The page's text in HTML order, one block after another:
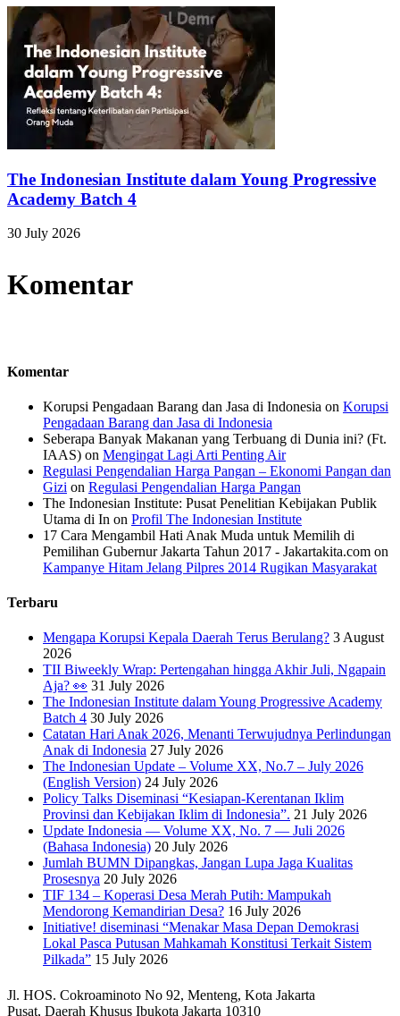
The Indonesian Institute dalam Young Progressive
Academy Batch 4
30 July 2026
Komentar
Komentar
Korupsi Pengadaan Barang dan Jasa di Indonesia on Korupsi
Pengadaan Barang dan Jasa di Indonesia
Seberapa Banyak Makanan yang Terbuang di Dunia ini? (Ft.
IAAS) on Mengingat Lagi Arti Penting Air
Regulasi Pengendalian Harga Pangan – Ekonomi Pangan dan
Gizi on Regulasi Pengendalian Harga Pangan
The Indonesian Institute: Pusat Penelitian Kebijakan Publik
Utama di In on Profil The Indonesian Institute
17 Cara Mengambil Hati Anak Muda untuk Memilih di
Pemilihan Gubernur Jakarta Tahun 2017 - Jakartakita.com on
Kampanye Hitam Jelang Pilpres 2014 Rugikan Masyarakat
Terbaru
Mengapa Korupsi Kepala Daerah Terus Berulang? 3 August
2026
TII Biweekly Wrap: Pertengahan hingga Akhir Juli, Ngapain
Aja? 👀 31 July 2026
The Indonesian Institute dalam Young Progressive Academy
Batch 4 30 July 2026
Catatan Hari Anak 2026, Menanti Terwujudnya Perlindungan
Anak di Indonesia 27 July 2026
The Indonesian Update – Volume XX, No.7 – July 2026
(English Version) 24 July 2026
Policy Talks Diseminasi “Kesiapan-Kerentanan Iklim
Provinsi dan Kebijakan Iklim di Indonesia”. 21 July 2026
Update Indonesia — Volume XX, No. 7 — Juli 2026
(Bahasa Indonesia) 20 July 2026
Jumlah BUMN Dipangkas, Jangan Lupa Jaga Kualitas
Prosesnya 20 July 2026
TIF 134 – Koperasi Desa Merah Putih: Mampukah
Mendorong Kemandirian Desa? 16 July 2026
Initiative! diseminasi “Menakar Masa Depan Demokrasi
Lokal Pasca Putusan Mahkamah Konstitusi Terkait Sistem
Pilkada” 15 July 2026
Jl. HOS. Cokroaminoto No 92, Menteng, Kota Jakarta
Pusat, Daerah Khusus Ibukota Jakarta 10310